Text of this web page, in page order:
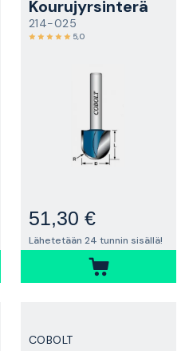
Kourujyrsinterä
214-025
5,0
51,30 €
Lähetetään 24 tunnin sisällä!
COBOLT